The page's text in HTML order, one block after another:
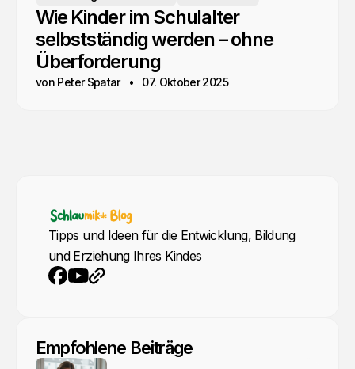
Wie Kinder im Schulalter
selbstständig werden – ohne
Überforderung
von Peter Spatar 07. Oktober 2025
Tipps und Ideen für die Entwicklung, Bildung
und Erziehung Ihres Kindes
Empfohlene Beiträge